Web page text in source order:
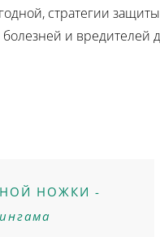
стратегии
и вредителей
НОЖКИ -